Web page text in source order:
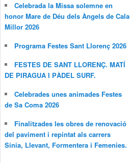
Celebrada la Missa solemne en
honor Mare de Déu dels Àngels de Cala
Millor 2026
Programa Festes Sant Llorenç 2026
FESTES DE SANT LLORENÇ. MATÍ
DE PIRAGUA I PÀDEL SURF.
Celebrades unes animades Festes
de Sa Coma 2026
Finalitzades les obres de renovació
del paviment i repintat als carrers
Sínia, Llevant, Formentera i Femenies.